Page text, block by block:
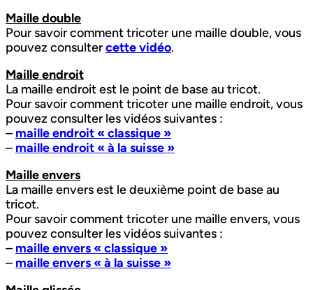
Maille double
Pour savoir comment tricoter une maille double, vous
pouvez consultercette vidéo.
Maille endroit
La maille endroit est le point de base au tricot.
Pour savoir comment tricoter une maille endroit, vous
pouvez consulter les vidéos suivantes :
– maille endroit « classique »
– maille endroit « à la suisse »
Maille envers
La maille envers est le deuxième point de base au
tricot.
Pour savoir comment tricoter une maille envers, vous
pouvez consulter les vidéos suivantes :
– maille envers « classique »
– maille envers « à la suisse »